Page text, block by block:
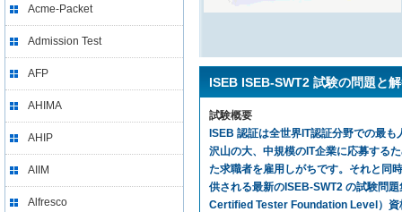
Acme-Packet
Admission Test
AFP
AHIMA
AHIP
AIIM
Alfresco
ISEB ISEB-SWT2 試験の問題と
試験概要
ISEB 認証は全世界IT認証分野での最
沢山の大、中規模のIT企業に応募する
た求職者を雇用しがちです。それと同
供される最新のISEB-SWT2 の試験問
Certified Tester Foundation Level）資